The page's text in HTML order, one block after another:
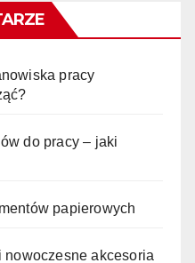
pracy
do pracy – jaki
papierowych
nowoczesne akcesoria